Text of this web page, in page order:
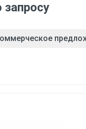
запросу